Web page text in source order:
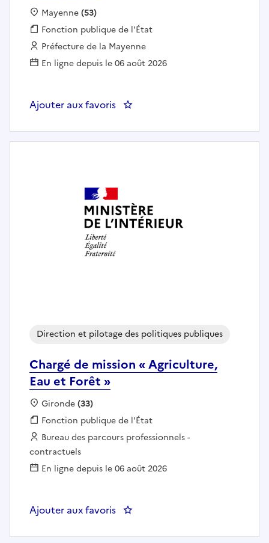
Localisation :
Mayenne(53)
Fonction publique :
Fonction publique de l'État
Employeur :
Préfecture de la Mayenne
En ligne depuis le 06 août 2026
Ajouter aux favoris : Adjoint(e) au chef du bureau
Chargé de mission « Agriculture,
Eau et Forêt »
Direction et pilotage des politiques publiques
Localisation :
Gironde(33)
Fonction publique :
Fonction publique de l'État
Employeur :
Bureau des parcours professionnels -
contractuels
En ligne depuis le 06 août 2026
Ajouter aux favoris : Chargé de mission «